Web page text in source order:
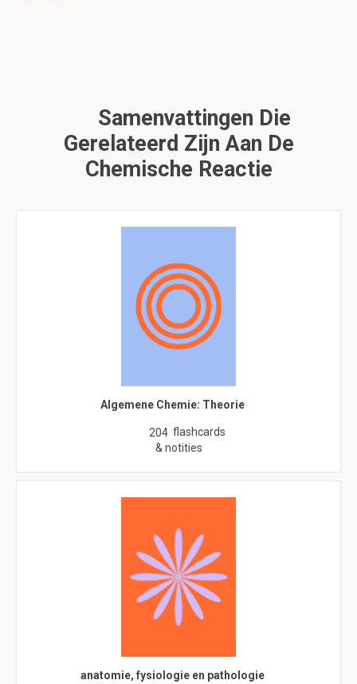
Samenvattingen Die
Gerelateerd Zijn Aan De
Chemische Reactie
Algemene Chemie: Theorie
204 flashcards
& notities
anatomie, fysiologie en pathologie